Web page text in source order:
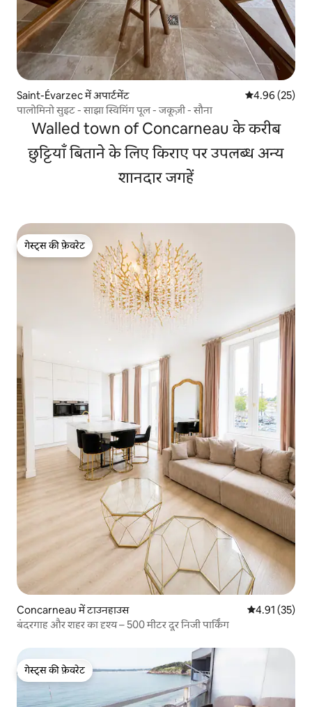
Saint-Évarzec में अपार्टमेंट औसत रेटिंग 5 में
4.96 (25)
पालोमिनो सुइट - साझा स्विमिंग पूल - जकूज़ी - सौना
Walled town of Concarneau के करीब
छुट्टियाँ बिताने के लिए किराए पर उपलब्ध अन्य
शानदार जगहें
गेस्ट्स की फ़ेवरेट
गेस्ट्स की फ़ेवरेट
Concarneau में टाउनहाउस औसत रेटिंग 5 में
4.91 (35)
बंदरगाह और शहर का दृश्य – 500 मीटर दूर निजी पार्किंग
गेस्ट्स की फ़ेवरेट
गेस्ट्स की फ़ेवरेट